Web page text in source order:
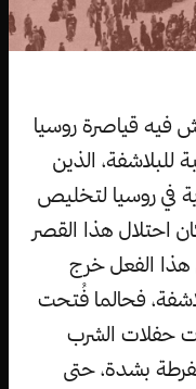
فيه قياصرة روسيا
للبلاشفة، الذين
في روسيا لتخليص
احتلال هذا القصر
هذا الفعل خرج
فحالما فُتحت
حفلات الشرب
بشدة، حتى